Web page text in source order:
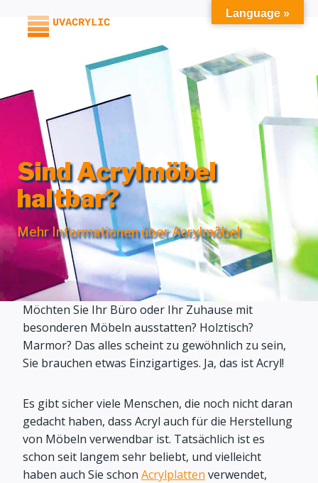
Inhalt
Sind Acrylmöbel
haltbar?
Mehr Informationen über Acrylmöbel
Möchten Sie Ihr Büro oder Ihr Zuhause mit
besonderen Möbeln ausstatten? Holztisch?
Marmor? Das alles scheint zu gewöhnlich zu sein,
Sie brauchen etwas Einzigartiges. Ja, das ist Acryl!
Es gibt sicher viele Menschen, die noch nicht daran
gedacht haben, dass Acryl auch für die Herstellung
von Möbeln verwendbar ist. Tatsächlich ist es
schon seit langem sehr beliebt, und vielleicht
haben auch Sie schon Acrylplatten verwendet,
Language »